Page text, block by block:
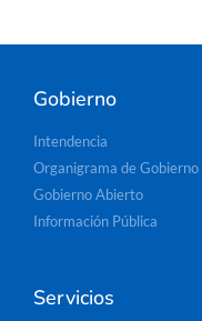
Gobierno
Intendencia
Organigrama de Gobierno
Gobierno Abierto
Información Pública
Servicios